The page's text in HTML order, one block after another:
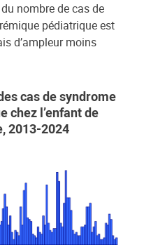
nombre de cas de
pédiatrique est
d’ampleur moins
cas de syndrome
chez l’enfant de
2013-2024